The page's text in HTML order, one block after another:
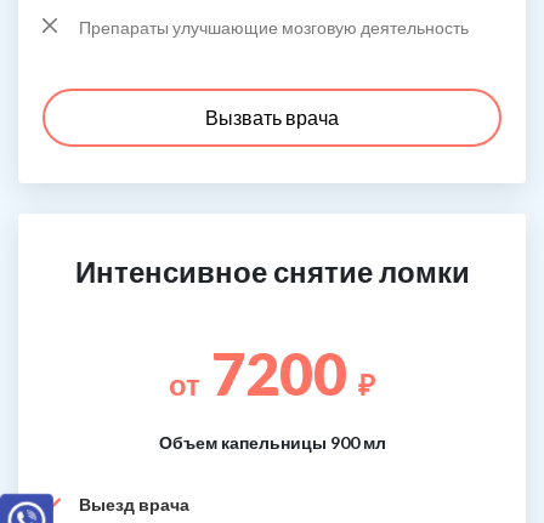
Препараты улучшающие мозговую деятельность
Вызвать врача
Интенсивное снятие ломки
от 7200 ₽
Объем капельницы 900 мл
Выезд врача